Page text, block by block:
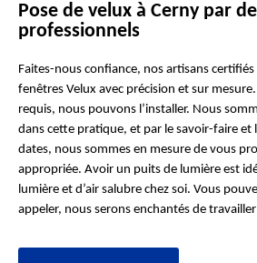
Pose de velux à Cerny par
professionnels
Faites-nous confiance, nos artisans
fenêtres Velux avec précision et sur
requis, nous pouvons l’installer. Nous
dans cette pratique, et par le savoir-faire et
dates, nous sommes en mesure de vous
appropriée. Avoir un puits de lumière est
lumière et d’air salubre chez soi. Vous
appeler, nous serons enchantés de